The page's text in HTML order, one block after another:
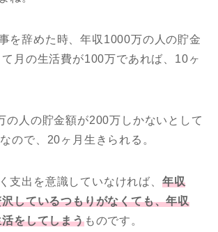
を辞めた時、年収1000万の人の貯金
月の生活費が100万であれば、10ヶ
の人の貯金額が200万しかないとして
ので、20ヶ月生きられる。
支出を意識していなければ、 年収
しているつもりがなくても、年収
をしてしまうものです。